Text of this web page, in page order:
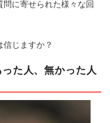
に寄せられた様々な回
じますか？
た人、無かった人